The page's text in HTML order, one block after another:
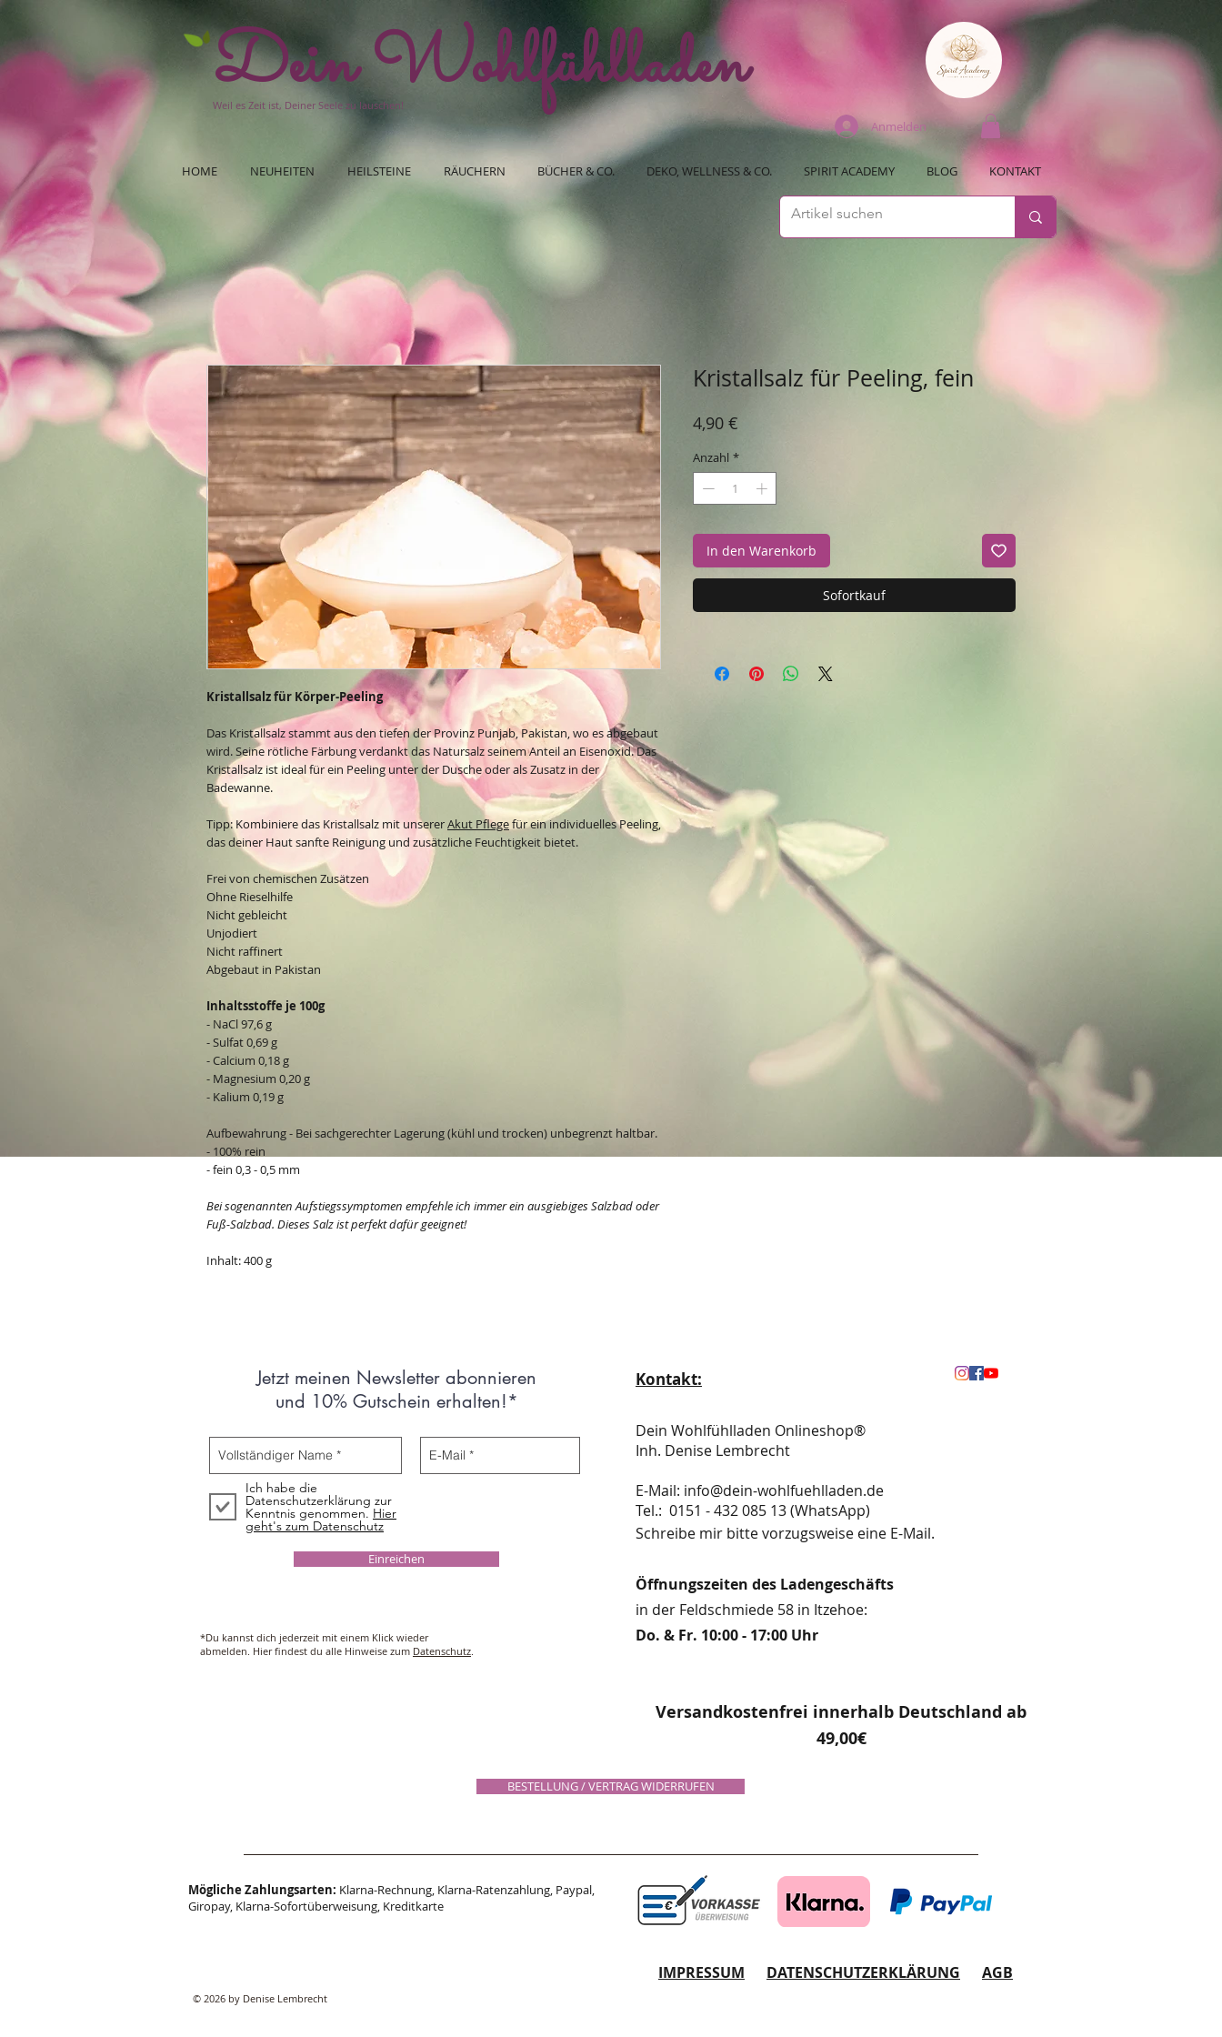
Dein Wohlfühlladen
Weil es Zeit ist, Deiner Seele zu lauschen!
Anmelden
HOME NEUHEITEN HEILSTEINE RÄUCHERN BÜCHER & CO. DEKO, WELLNESS & CO. SPIRIT ACADEMY BLOG KONTAKT
Kristallsalz für Körper-Peeling
Das Kristallsalz stammt aus den tiefen der Provinz Punjab, Pakistan, wo es abgebaut
wird. Seine rötliche Färbung verdankt das Natursalz seinem Anteil an Eisenoxid. Das
Kristallsalz ist ideal für ein Peeling unter der Dusche oder als Zusatz in der
Badewanne.
Tipp: Kombiniere das Kristallsalz mit unsererAkut Pflegefür ein individuelles Peeling,
das deiner Haut sanfte Reinigung und zusätzliche Feuchtigkeit bietet.
Frei von chemischen Zusätzen
Ohne Rieselhilfe
Nicht gebleicht
Unjodiert
Nicht raffinert
Abgebaut in Pakistan
Inhaltsstoffe je 100g
- NaCl 97,6 g
- Sulfat 0,69 g
- Calcium 0,18 g
- Magnesium 0,20 g
- Kalium 0,19 g
Aufbewahrung - Bei sachgerechter Lagerung (kühl und trocken) unbegrenzt haltbar.
- 100% rein
- fein 0,3 - 0,5 mm
Bei sogenannten Aufstiegssymptomen empfehle ich immer ein ausgiebiges Salzbad oder
Fuß-Salzbad. Dieses Salz ist perfekt dafür geeignet!
Inhalt: 400 g
Kristallsalz für Peeling, fein
4,90 €
Anzahl *
In den Warenkorb
Sofortkauf
Jetzt meinen Newsletter abonnieren
und 10% Gutschein erhalten!*
Ich habe die
Datenschutzerklärung zur
Kenntnis genommen. Hier
geht's zum Datenschutz
Einreichen
*Du kannst dich jederzeit mit einem Klick wieder
abmelden. Hier findest du alle Hinweise zum Datenschutz.
Kontakt:
Dein Wohlfühlladen Onlineshop®
Inh. Denise Lembrecht
E-Mail: info@dein-wohlfuehlladen.de
​​​​​​​​​​​​​​​​​​​​Tel.: 0151 - 432 085 13 (WhatsApp)
Schreibe mir bitte vorzugsweise eine E-Mail.
Öffnungszeiten des Ladengeschäfts
in der Feldschmiede 58 in Itzehoe:
Do. & Fr. 10:00 - 17:00 Uhr
Versandkostenfrei innerhalb Deutschland ab
49,00€
BESTELLUNG / VERTRAG WIDERRUFEN
Mögliche Zahlungsarten: Klarna-Rechnung, Klarna-Ratenzahlung, Paypal,
Giropay, Klarna-Sofortüberweisung, Kreditkarte
IMPRESSUM DATENSCHUTZERKLÄRUNG AGB
© 2026 by Denise Lembrecht